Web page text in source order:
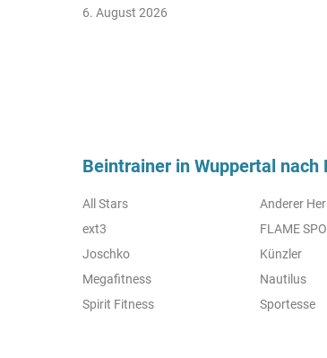
6. August 2026
Beintrainer in Wuppertal nach
All Stars Anderer
ext3
FLAME
Joschko
Künzler
Megafitness
Nautilus
Spirit Fitness
Sportesse